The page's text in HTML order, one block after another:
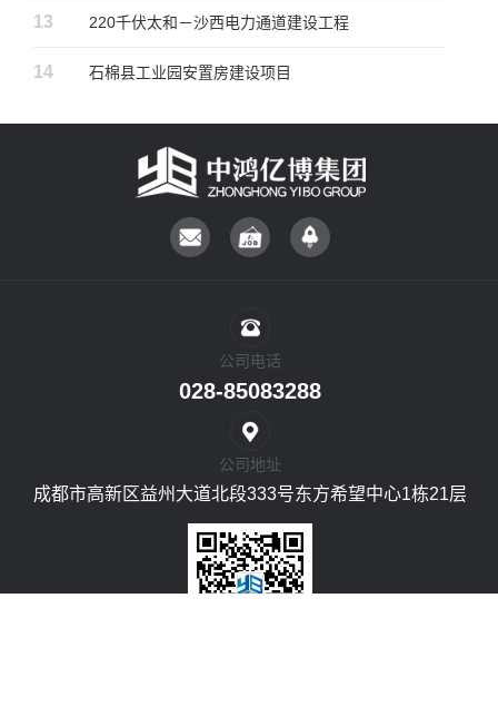
13 220千伏太和－沙西电力通道建设工程
14 石棉县工业园安置房建设项目
资阳沱东新区路堤景观带北段景观及配套建筑工程
标准化厂房建设项目
蓉欧之心滨河绿岛和新城公园建设项目
公司电话
028-85083288
公司地址
成都市高新区益州大道北段333号东方希望中心1栋21层